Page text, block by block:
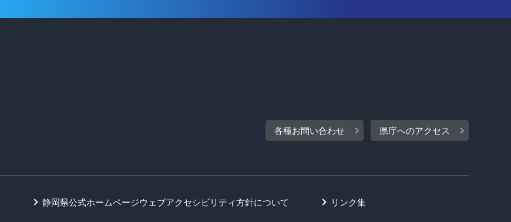
各種お問い合わせ 県庁へのアクセス
静岡県公式ホームページウェブアクセシビリティ方針について
リンク集